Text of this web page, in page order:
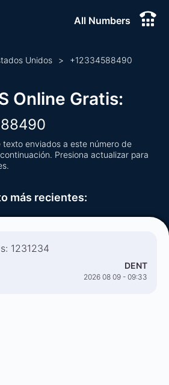
All Numbers
Unidos > +12334588490
Online Gratis:
texto enviados a este número de
Presiona actualizar para
más recientes:
1231234
DENT
2026 08 09 - 09:33